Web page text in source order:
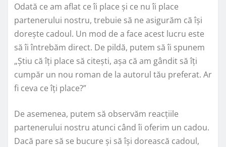
Odată ce am aflat ce îi place și ce nu îi place
partenerului nostru, trebuie să ne asigurăm că își
dorește cadoul. Un mod de a face acest lucru este
să îi întrebăm direct. De pildă, putem să îi spunem
„Știu că îți place să citești, așa că am gândit să îți
cumpăr un nou roman de la autorul tău preferat. Ar
fi ceva ce îți place?”
De asemenea, putem să observăm reacțiile
partenerului nostru atunci când îi oferim un cadou.
Dacă pare să se bucure și să își dorească cadoul,